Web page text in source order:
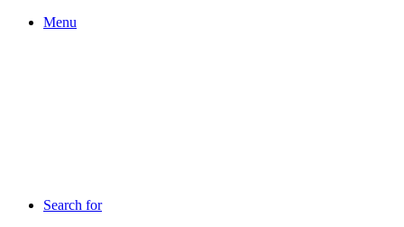
Menu
Search for